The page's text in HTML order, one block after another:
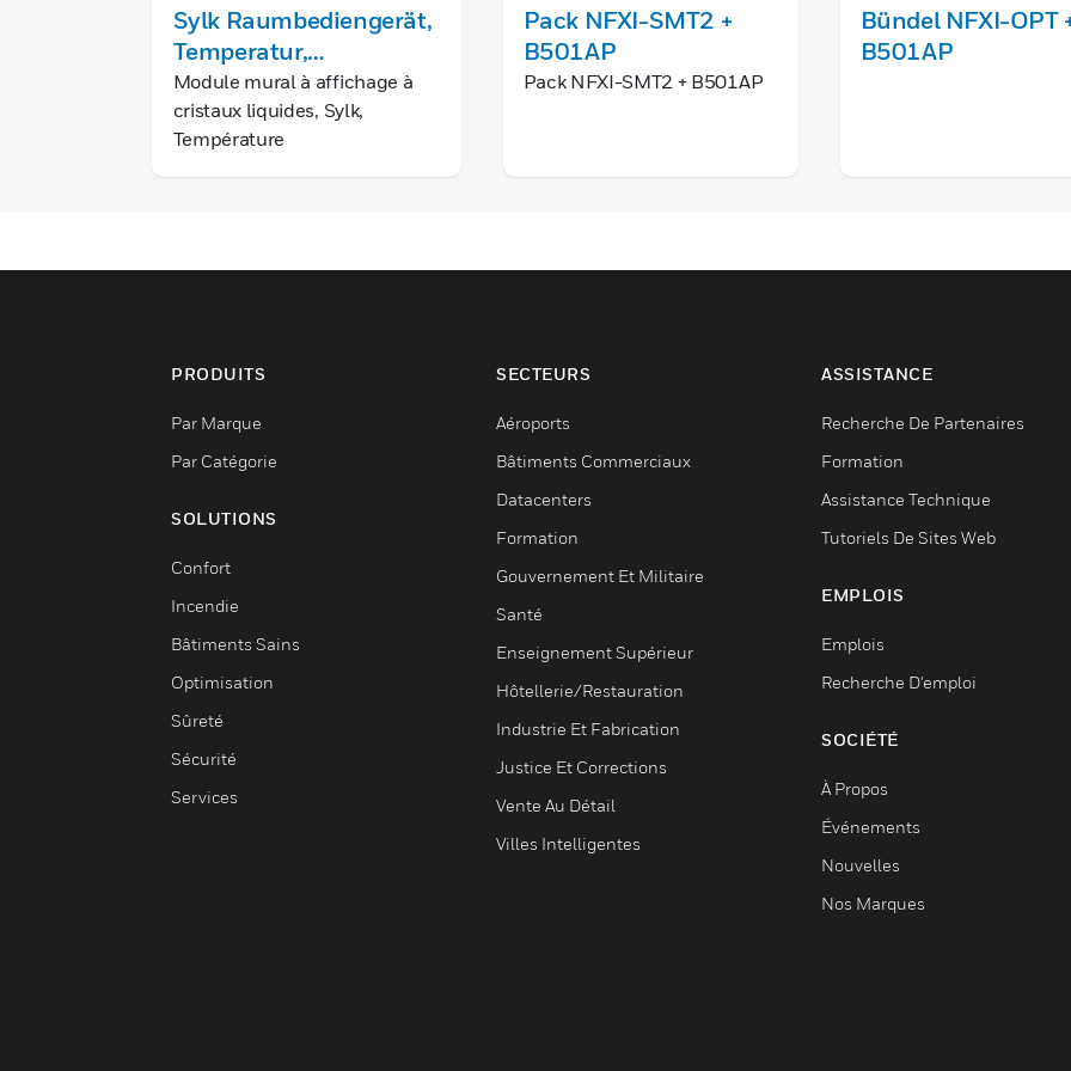
Sylk Raumbediengerät,
Temperatur,
Sollwerteinstellung,
Zwangssteuerung,
Einstellung der
Ventilatorgeschwindigkeit
Module mural à affichage à
cristaux liquides, Sylk,
Température
Pack NFXI-SMT2 +
B501AP
Pack NFXI-SMT2 + B501AP
Bündel NFXI-OPT
B501AP
PRODUITS
Par Marque
Par Catégorie
SOLUTIONS
Confort
Incendie
Bâtiments Sains
Optimisation
Sûreté
Sécurité
Services
SECTEURS
Aéroports
Bâtiments Commerciaux
Datacenters
Formation
Gouvernement Et Militaire
Santé
Enseignement Supérieur
Hôtellerie/Restauration
Industrie Et Fabrication
Justice Et Corrections
Vente Au Détail
Villes Intelligentes
ASSISTANCE
Recherche De Partenaires
Formation
Assistance Technique
Tutoriels De Sites Web
EMPLOIS
Emplois
Recherche D'emploi
SOCIÉTÉ
À Propos
Événements
Nouvelles
Nos Marques